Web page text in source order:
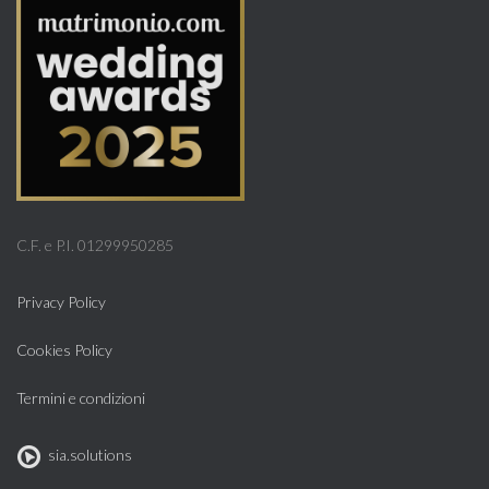
C.F. e P.I. 01299950285
Privacy Policy
Cookies Policy
Termini e condizioni
sia.solutions